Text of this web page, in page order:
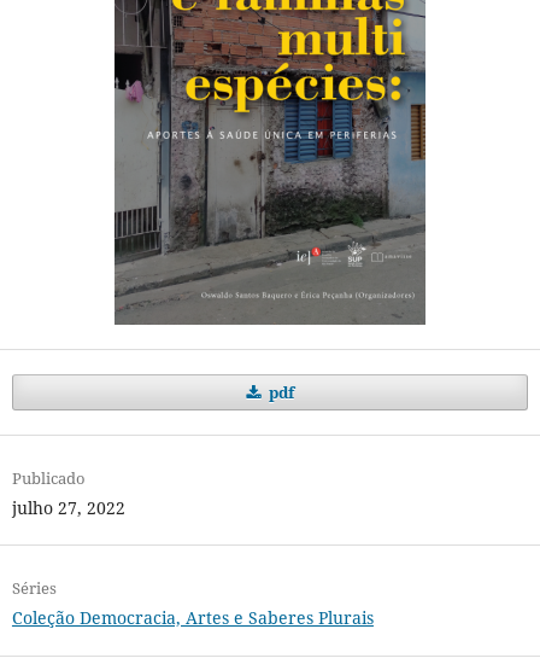
pdf
Publicado
julho 27, 2022
Séries
Coleção Democracia, Artes e Saberes Plurais